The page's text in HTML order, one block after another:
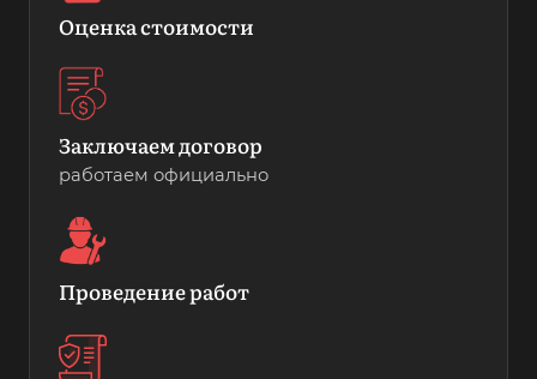
Оценка стоимости
Заключаем договор
работаем официально
Проведение работ